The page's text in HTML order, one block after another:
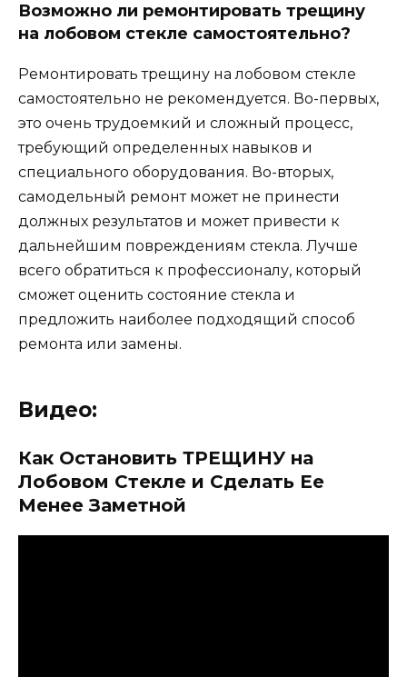
Возможно ли ремонтировать трещину
на лобовом стекле самостоятельно?
Ремонтировать трещину на лобовом стекле
самостоятельно не рекомендуется. Во-первых,
это очень трудоемкий и сложный процесс,
требующий определенных навыков и
специального оборудования. Во-вторых,
самодельный ремонт может не принести
должных результатов и может привести к
дальнейшим повреждениям стекла. Лучше
всего обратиться к профессионалу, который
сможет оценить состояние стекла и
предложить наиболее подходящий способ
ремонта или замены.
Видео:
Как Остановить ТРЕЩИНУ на
Лобовом Стекле и Сделать Ее
Менее Заметной